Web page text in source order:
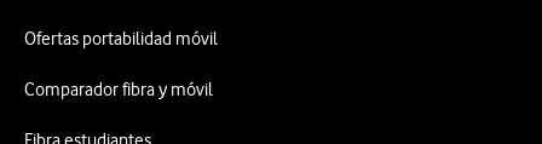
Ofertas portabilidad móvil
Comparador fibra y móvil